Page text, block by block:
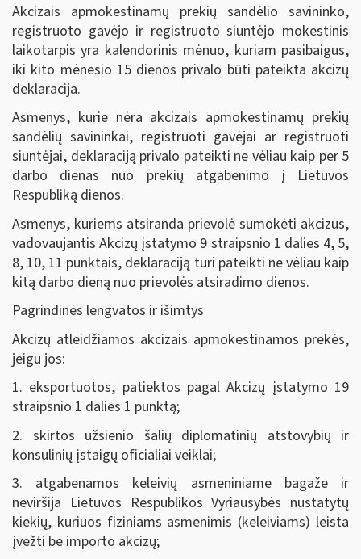
Akcizais apmokestinamų prekių sandėlio savininko,
registruoto gavėjo ir registruoto siuntėjo mokestinis
laikotarpis yra kalendorinis mėnuo, kuriam pasibaigus,
iki kito mėnesio 15 dienos privalo būti pateikta akcizų
deklaracija.
Asmenys, kurie nėra akcizais apmokestinamų prekių
sandėlių savininkai, registruoti gavėjai ar registruoti
siuntėjai, deklaraciją privalo pateikti ne vėliau kaip per 5
darbo dienas nuo prekių atgabenimo į Lietuvos
Respubliką dienos.
Asmenys, kuriems atsiranda prievolė sumokėti akcizus,
vadovaujantis Akcizų įstatymo 9 straipsnio 1 dalies 4, 5,
8, 10, 11 punktais, deklaraciją turi pateikti ne vėliau kaip
kitą darbo dieną nuo prievolės atsiradimo dienos.
Pagrindinės lengvatos ir išimtys
Akcizų atleidžiamos akcizais apmokestinamos prekės,
jeigu jos:
1. eksportuotos, patiektos pagal Akcizų įstatymo 19
straipsnio 1 dalies 1 punktą;
2. skirtos užsienio šalių diplomatinių atstovybių ir
konsulinių įstaigų oficialiai veiklai;
3. atgabenamos keleivių asmeniniame bagaže ir
neviršija Lietuvos Respublikos Vyriausybės nustatytų
kiekių, kuriuos fiziniams asmenimis (keleiviams) leista
įvežti be importo akcizų;